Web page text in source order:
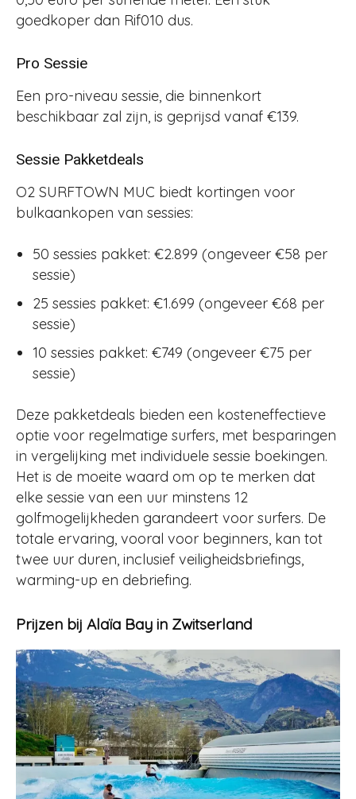
goedkoper dan Rif010 dus.
Pro Sessie
Een pro-niveau sessie, die binnenkort
beschikbaar zal zijn, is geprijsd vanaf €139.
Sessie Pakketdeals
O2 SURFTOWN MUC biedt kortingen voor
bulkaankopen van sessies:
50 sessies pakket: €2.899 (ongeveer €58 per
sessie)
25 sessies pakket: €1.699 (ongeveer €68 per
sessie)
10 sessies pakket: €749 (ongeveer €75 per
sessie)
Deze pakketdeals bieden een kosteneffectieve
optie voor regelmatige surfers, met besparingen
in vergelijking met individuele sessie boekingen.
Het is de moeite waard om op te merken dat
elke sessie van een uur minstens 12
golfmogelijkheden garandeert voor surfers. De
totale ervaring, vooral voor beginners, kan tot
twee uur duren, inclusief veiligheidsbriefings,
warming-up en debriefing.
Prijzen bij Alaïa Bay in Zwitserland